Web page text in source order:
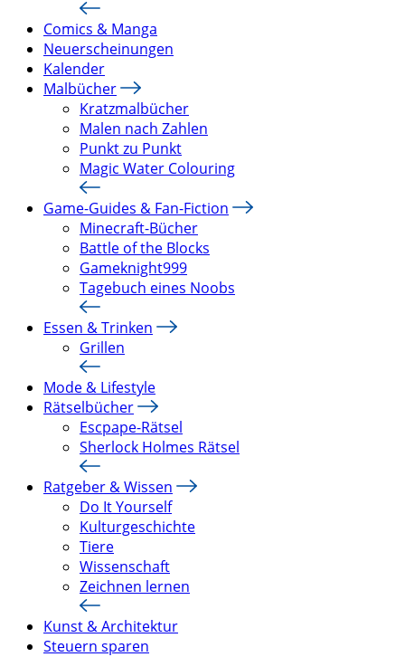
Comics & Manga
Neuerscheinungen
Kalender
Malbücher
Kratzmalbücher
Malen nach Zahlen
Punkt zu Punkt
Magic Water Colouring
Game-Guides & Fan-Fiction
Minecraft-Bücher
Battle of the Blocks
Gameknight999
Tagebuch eines Noobs
Essen & Trinken
Grillen
Mode & Lifestyle
Rätselbücher
Escpape-Rätsel
Sherlock Holmes Rätsel
Ratgeber & Wissen
Do It Yourself
Kulturgeschichte
Tiere
Wissenschaft
Zeichnen lernen
Kunst & Architektur
Steuern sparen